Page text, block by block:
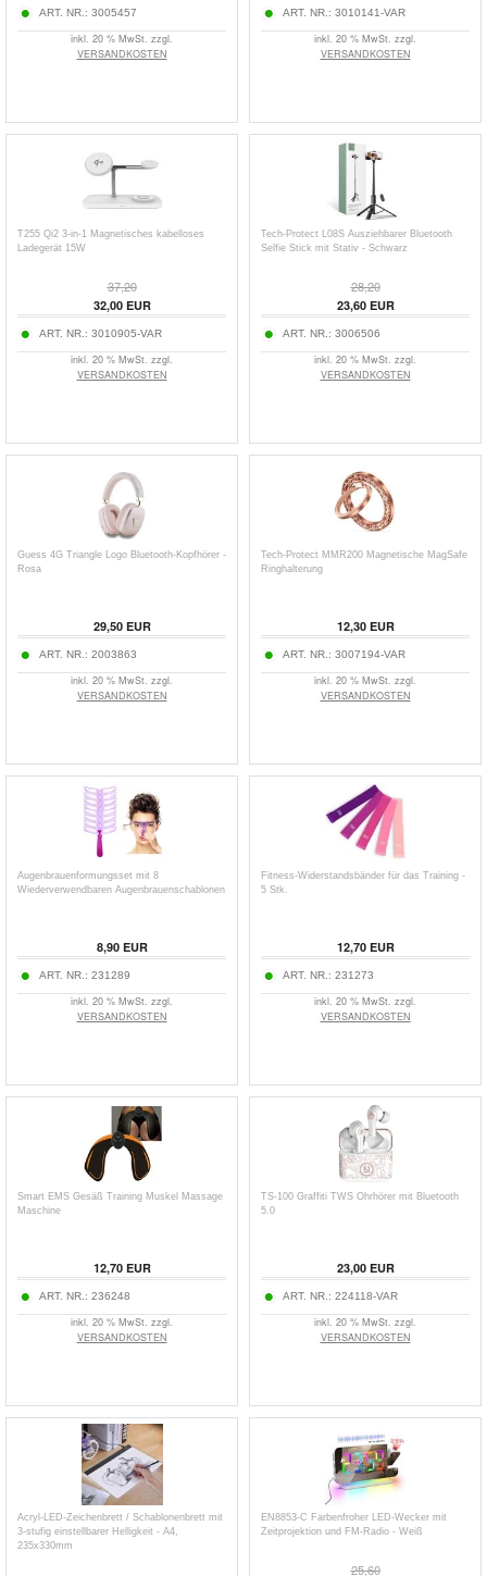
ART. NR.: 3005457
inkl. 20 % MwSt. zzgl.
VERSANDKOSTEN
ART. NR.: 3010141-VAR
inkl. 20 % MwSt. zzgl.
VERSANDKOSTEN
T255 Qi2 3-in-1 Magnetisches kabelloses
Ladegerät 15W
37,20
32,00 EUR
ART. NR.: 3010905-VAR
inkl. 20 % MwSt. zzgl.
VERSANDKOSTEN
Tech-Protect L08S Ausziehbarer Bluetooth
Selfie Stick mit Stativ - Schwarz
28,20
23,60 EUR
ART. NR.: 3006506
inkl. 20 % MwSt. zzgl.
VERSANDKOSTEN
Guess 4G Triangle Logo Bluetooth-Kopfhörer -
Rosa
29,50 EUR
ART. NR.: 2003863
inkl. 20 % MwSt. zzgl.
VERSANDKOSTEN
Tech-Protect MMR200 Magnetische MagSafe
Ringhalterung
12,30 EUR
ART. NR.: 3007194-VAR
inkl. 20 % MwSt. zzgl.
VERSANDKOSTEN
Augenbrauenformungsset mit 8
Wiederverwendbaren Augenbrauenschablonen
8,90 EUR
ART. NR.: 231289
inkl. 20 % MwSt. zzgl.
VERSANDKOSTEN
Fitness-Widerstandsbänder für das Training -
5 Stk.
12,70 EUR
ART. NR.: 231273
inkl. 20 % MwSt. zzgl.
VERSANDKOSTEN
Smart EMS Gesäß Training Muskel Massage
Maschine
12,70 EUR
ART. NR.: 236248
inkl. 20 % MwSt. zzgl.
VERSANDKOSTEN
TS-100 Graffiti TWS Ohrhörer mit Bluetooth
5.0
23,00 EUR
ART. NR.: 224118-VAR
inkl. 20 % MwSt. zzgl.
VERSANDKOSTEN
Acryl-LED-Zeichenbrett / Schablonenbrett mit
3-stufig einstellbarer Helligkeit - A4,
235x330mm
EN8853-C Farbenfroher LED-Wecker mit
Zeitprojektion und FM-Radio - Weiß
25,60